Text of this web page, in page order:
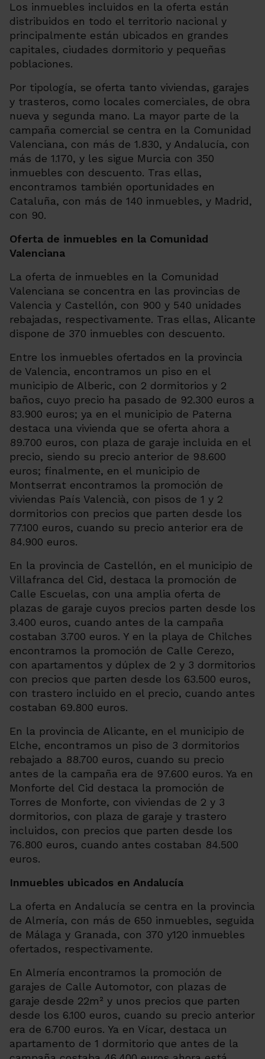
Los inmuebles incluidos en la oferta están
distribuidos en todo el territorio nacional y
principalmente están ubicados en grandes
capitales, ciudades dormitorio y pequeñas
poblaciones.
Por tipología, se oferta tanto viviendas, garajes
y trasteros, como locales comerciales, de obra
nueva y segunda mano. La mayor parte de la
campaña comercial se centra en la Comunidad
Valenciana, con más de 1.830, y Andalucía, con
más de 1.170, y les sigue Murcia con 350
inmuebles con descuento. Tras ellas,
encontramos también oportunidades en
Cataluña, con más de 140 inmuebles, y Madrid,
con 90.
Oferta de inmuebles en la Comunidad
Valenciana
La oferta de inmuebles en la Comunidad
Valenciana se concentra en las provincias de
Valencia y Castellón, con 900 y 540 unidades
rebajadas, respectivamente. Tras ellas, Alicante
dispone de 370 inmuebles con descuento.
Entre los inmuebles ofertados en la provincia
de Valencia, encontramos un piso en el
municipio de Alberic, con 2 dormitorios y 2
baños, cuyo precio ha pasado de 92.300 euros a
83.900 euros; ya en el municipio de Paterna
destaca una vivienda que se oferta ahora a
89.700 euros, con plaza de garaje incluida en el
precio, siendo su precio anterior de 98.600
euros; finalmente, en el municipio de
Montserrat encontramos la promoción de
viviendas País Valencià, con pisos de 1 y 2
dormitorios con precios que parten desde los
77.100 euros, cuando su precio anterior era de
84.900 euros.
En la provincia de Castellón, en el municipio de
Villafranca del Cid, destaca la promoción de
Calle Escuelas, con una amplia oferta de
plazas de garaje cuyos precios parten desde los
3.400 euros, cuando antes de la campaña
costaban 3.700 euros. Y en la playa de Chilches
encontramos la promoción de Calle Cerezo,
con apartamentos y dúplex de 2 y 3 dormitorios
con precios que parten desde los 63.500 euros,
con trastero incluido en el precio, cuando antes
costaban 69.800 euros.
En la provincia de Alicante, en el municipio de
Elche, encontramos un piso de 3 dormitorios
rebajado a 88.700 euros, cuando su precio
antes de la campaña era de 97.600 euros. Ya en
Monforte del Cid destaca la promoción de
Torres de Monforte, con viviendas de 2 y 3
dormitorios, con plaza de garaje y trastero
incluidos, con precios que parten desde los
76.800 euros, cuando antes costaban 84.500
euros.
Inmuebles ubicados en Andalucía
La oferta en Andalucía se centra en la provincia
de Almería, con más de 650 inmuebles, seguida
de Málaga y Granada, con 370 y120 inmuebles
ofertados, respectivamente.
En Almería encontramos la promoción de
garajes de Calle Automotor, con plazas de
garaje desde 22m² y unos precios que parten
desde los 6.100 euros, cuando su precio anterior
era de 6.700 euros. Ya en Vícar, destaca un
apartamento de 1 dormitorio que antes de la